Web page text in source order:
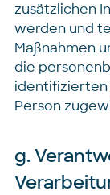
zusätzlichen
werden und
Maßnahmen
die
Person
g.